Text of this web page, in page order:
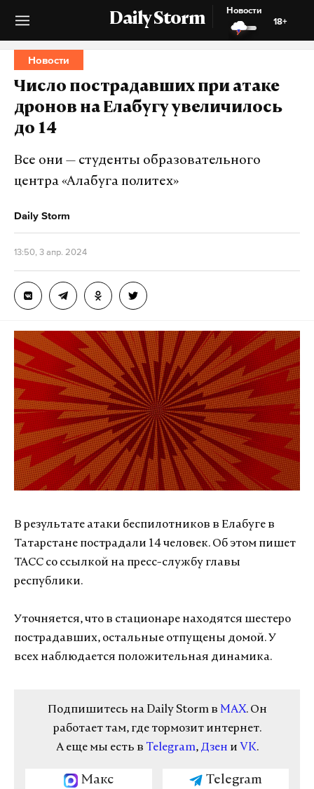
Daily Storm
Новости
18+
Новости
Число пострадавших при атаке
дронов на Елабугу увеличилось
до 14
Все они — студенты образовательного
центра «Алабуга политех»
Daily Storm
13:50, 3 апр. 2024
В результате атаки беспилотников в Елабуге в
Татарстане пострадали 14 человек. Об этом пишет
ТАСС со ссылкой на пресс-службу главы
республики.
Уточняется, что в стационаре находятся шестеро
пострадавших, остальные отпущены домой. У
всех наблюдается положительная динамика.
Подпишитесь на Daily Storm в MAX. Он
работает там, где тормозит интернет.
А еще мы есть в Telegram, Дзен и VK.
Макс Telegram